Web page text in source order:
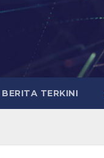
BERITA TERKINI